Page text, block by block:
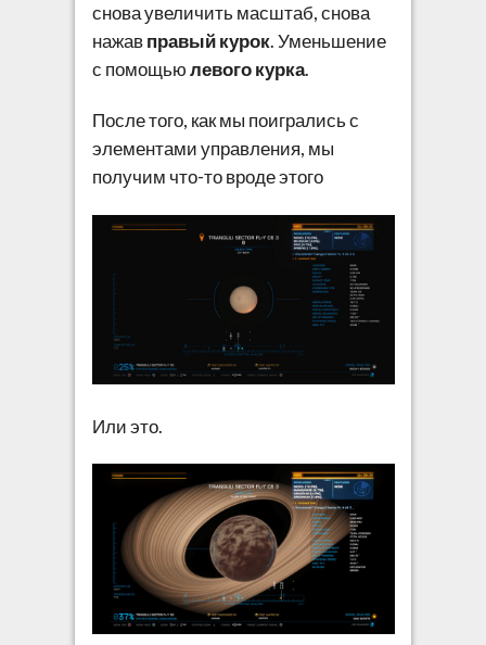
снова увеличить масштаб, снова
нажавправый курок. Уменьшение
с помощьюлевого курка.
После того, как мы поигрались с
элементами управления, мы
получим что-то вроде этого
Или это.